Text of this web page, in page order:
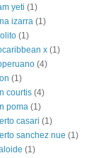
yeti (1)
izarra (1)
(1)
x (1)
(4)
(1)
courtis (4)
poma (1)
casari (1)
sanchez nue (1)
(1)